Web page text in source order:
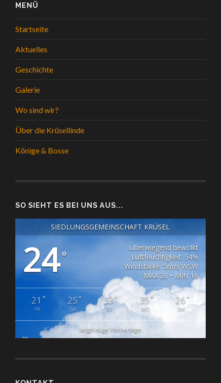
MENÜ
Startseite
Aktuelles
Geschichte
Galerie
Wo sind wir?
Über die Krüsellinde
Könige & Bosse
SO SIEHT ES BEI UNS AUS...
SIEDLUNGSGEMEINSCHAFT KRÜSEL
24°
Überwiegend bewölkt
Luftfeuchtigkeit: 54%
Windstärke: 5m/s WSW
MAX 26 • MIN 16
21 °
FR
25°
SA
33°
SO
35°
MO
26°
DIE
langfristige Vorhersage